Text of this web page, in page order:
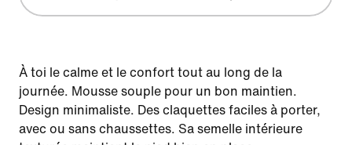
À toi le calme et le confort tout au long de la
journée. Mousse souple pour un bon maintien.
Design minimaliste. Des claquettes faciles à porter,
avec ou sans chaussettes. Sa semelle intérieure